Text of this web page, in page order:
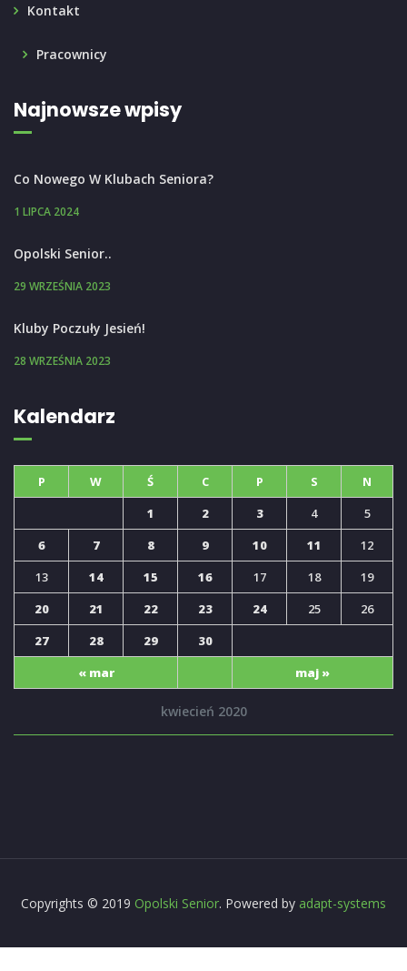
Kontakt
Pracownicy
Najnowsze wpisy
Co Nowego W Klubach Seniora?
1 LIPCA 2024
Opolski Senior..
29 WRZEŚNIA 2023
Kluby Poczuły Jesień!
28 WRZEŚNIA 2023
Kalendarz
kwiecień 2020
P W Ś C P S N
« mar maj »
1 2 3 4
5
6
7 8 9 10 11
12
13
14 15 16 17 18
19
20
21 22 23 24 25
26
27
28 29 30
Copyrights © 2019 Opolski Senior. Powered by adapt-systems